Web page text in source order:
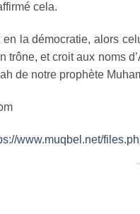
cela.
en la démocratie, alors
trône, et croit aux noms
de notre prophète
www.muqbel.net/